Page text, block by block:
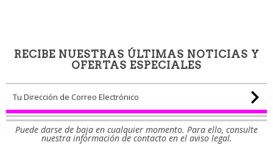
RECIBE NUESTRAS ÚLTIMAS NOTICIAS Y
OFERTAS ESPECIALES
Puede darse de baja en cualquier momento. Para ello, consulte
nuestra información de contacto en el aviso legal.